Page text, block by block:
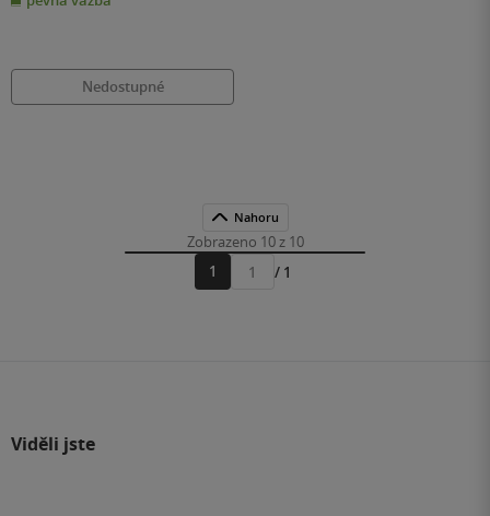
hvězdiček
Nedostupné
Nahoru
Zobrazeno 10 z 10
1
Přejít
/ 1
Viděli jste